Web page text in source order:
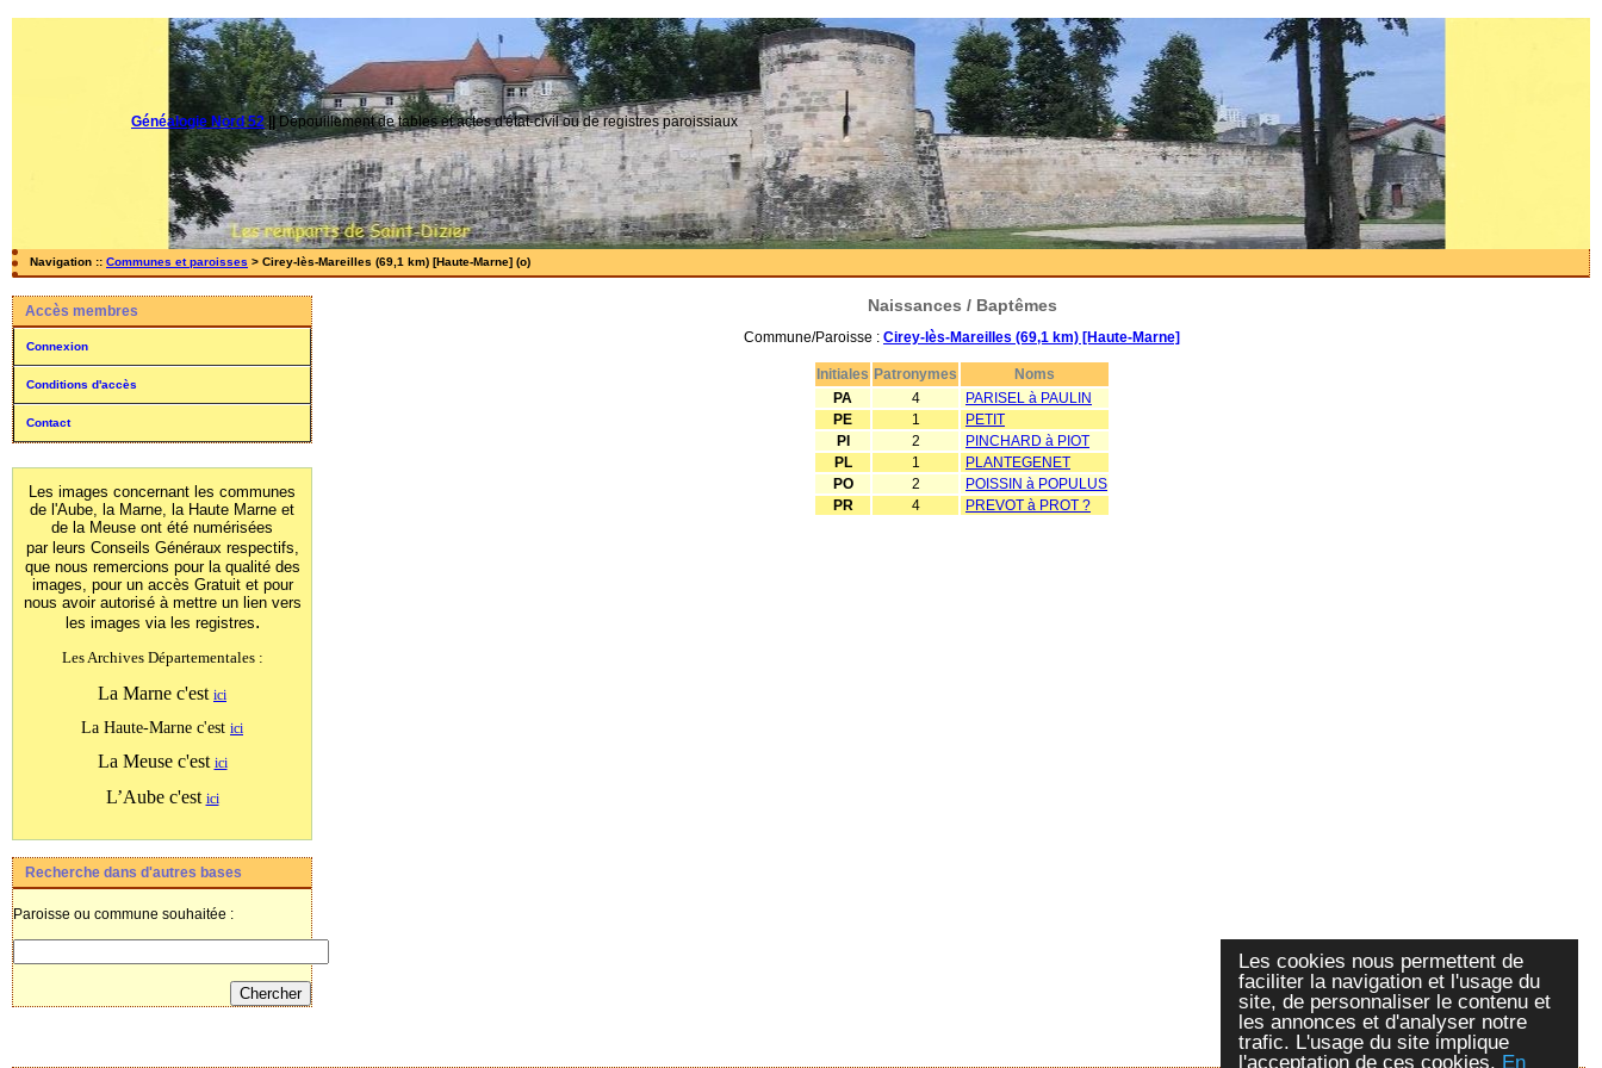
Les cookies nous permettent de
faciliter la navigation et l'usage du
site, de personnaliser le contenu et
les annonces et d'analyser notre
trafic. L'usage du site implique
l'acceptation de ces cookies. En
Généalogie Nord 52|| Dépouillement de tables et actes d'état-civil ou de registres paroissiaux
Navigation :: Communes et paroisses > Cirey-lès-Mareilles (69,1 km) [Haute-Marne] (o)
Accès membres
Connexion
Conditions d'accès
Contact
Les images concernant les communes
de l'Aube, la Marne, la Haute Marne et
de la Meuse ont été numérisées
par leurs Conseils Généraux respectifs,
que nous remercions pour la qualité des
images, pour un accès Gratuit et pour
nous avoir autorisé à mettre un lien vers
les images via les registres.
Les Archives Départementales :
La Marne c'est ici
La Haute-Marne c'est ici
La Meuse c'est ici
L’Aube c'est ici
Recherche dans d'autres bases
Paroisse ou commune souhaitée :
Naissances / Baptêmes
Commune/Paroisse : Cirey-lès-Mareilles (69,1 km) [Haute-Marne]
Initiales Patronymes
Noms
PA
4
PARISEL à PAULIN
PE
1
PETIT
PI
2
PINCHARD à PIOT
PL
1
PLANTEGENET
PO
2
POISSIN à POPULUS
PR
4 PREVOT à PROT ?